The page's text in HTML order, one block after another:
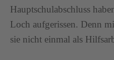
Hauptschulabschluss
Loch aufgerissen. Denn
sie nicht einmal als